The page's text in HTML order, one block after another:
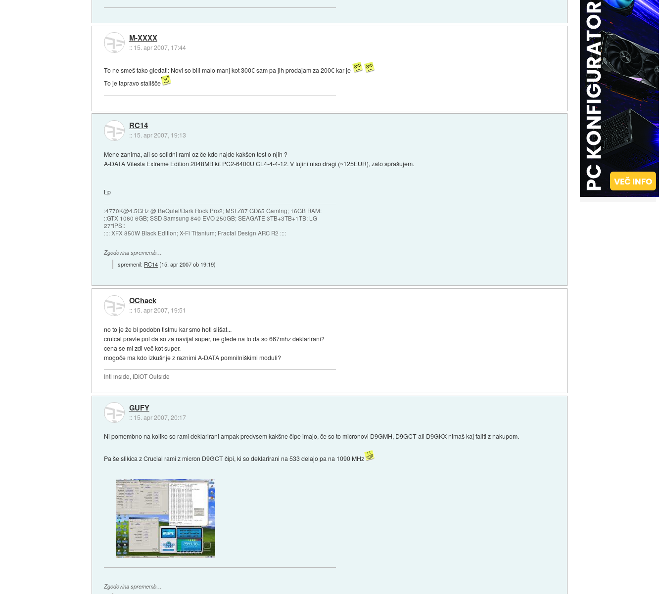
M-XXXX
:: 15. apr 2007, 17:44
To ne smeš tako gledati: Novi so bili malo manj kot 300€ sam pa jih prodajam za 200€ kar je
To je tapravo stališče
RC14
:: 15. apr 2007, 19:13
Mene zanima, ali so solidni rami oz če kdo najde kakšen test o njih ?
A-DATA Vitesta Extreme Edition 2048MB kit PC2-6400U CL4-4-4-12. V tujini niso dragi (~125EUR), zato sprašujem.
Lp
:4770K@4.5GHz @ BeQuiet!Dark Rock Pro2; MSI Z87 GD65 Gaming; 16GB RAM:
::GTX 1060 6GB; SSD Samsung 840 EVO 250GB; SEAGATE 3TB+3TB+1TB; LG
27"IPS::
:::: XFX 850W Black Edition; X-Fi Titanium; Fractal Design ARC R2 ::::
Zgodovina sprememb…
spremenil: RC14(15. apr 2007 ob 19:19)
OChack
:: 15. apr 2007, 19:51
no to je že bl podobn tistmu kar smo hotl slišat...
cruical pravte pol da so za navijat super, ne glede na to da so 667mhz deklarirani?
cena se mi zdi več kot super.
mogoče ma kdo izkušnje z raznimi A-DATA pomnilniškimi moduli?
Intl inside, IDIOT Outside
GUFY
:: 15. apr 2007, 20:17
Ni pomembno na koliko so rami deklarirani ampak predvsem kakšne čipe imajo, če so to micronovi D9GMH, D9GCT ali D9GKX nimaš kaj faliti z nakupom.
Pa še slikica z Crucial rami z micron D9GCT čipi, ki so deklarirani na 533 delajo pa na 1090 MHz
Zgodovina sprememb…